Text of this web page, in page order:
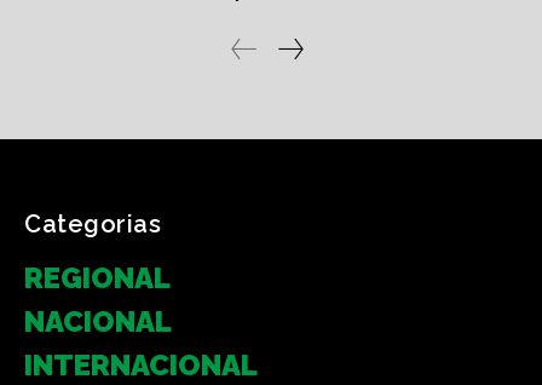
Categorias
REGIONAL
NACIONAL
INTERNACIONAL